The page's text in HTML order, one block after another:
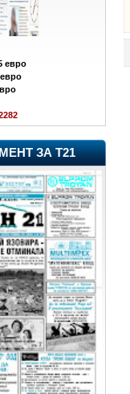
евро
ЗА Т21